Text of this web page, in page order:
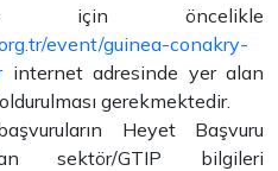
için öncelikle
event/guinea-conakry-
internet adresinde yer alan
gerekmektedir.
Heyet Başvuru
sektör/GTIP bilgileri